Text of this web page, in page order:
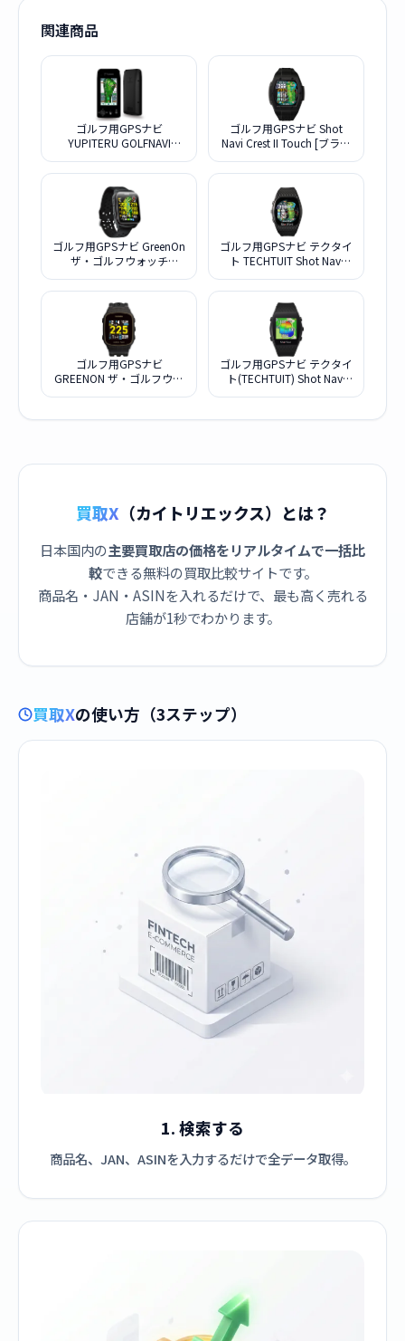
関連商品
ゴルフ用GPSナビ
YUPITERU GOLFNAVI
ゴルフ用GPSナビ Shot
Navi Crest II Touch [ブラッ
ゴルフ用GPSナビ GreenOn
ザ・ゴルフウォッチ
ゴルフ用GPSナビ テクタイ
ト TECHTUIT Shot Navi
ゴルフ用GPSナビ
GREENON ザ・ゴルフウォ
ゴルフ用GPSナビ テクタイ
ト(TECHTUIT) Shot Navi
買取X （カイトリエックス）とは？
日本国内の主要買取店の価格をリアルタイムで一括比
較できる無料の買取比較サイトです。
商品名・JAN・ASINを入れるだけで、最も高く売れる
店舗が1秒でわかります。
買取Xの使い方（3ステップ）
1. 検索する
商品名、JAN、ASINを入力するだけで全データ取得。